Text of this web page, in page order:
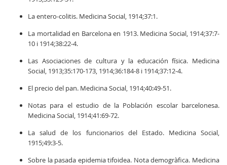
La entero-colitis. Medicina Social, 1914;37:1.
La mortalidad en Barcelona en 1913. Medicina Social, 1914;37:7-
10 i 1914;38:22-4.
Las Asociaciones de cultura y la educación física. Medicina
Social, 1913;35:170-173, 1914;36:184-8 i 1914;37:12-4.
El precio del pan. Medicina Social, 1914;40:49-51.
Notas para el estudio de la Población escolar barcelonesa.
Medicina Social, 1914;41:69-72.
La salud de los funcionarios del Estado. Medicina Social,
1915;49:3-5.
Sobre la pasada epidemia tifoidea. Nota demogràfica. Medicina